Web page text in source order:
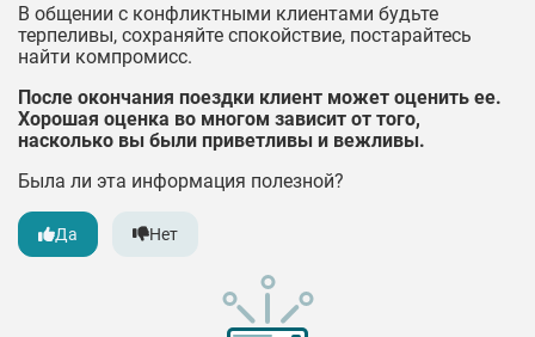
В общении с конфликтными клиентами будьте
терпеливы, сохраняйте спокойствие, постарайтесь
найти компромисс.
После окончания поездки клиент может оценить ее.
Хорошая оценка во многом зависит от того,
насколько вы были приветливы и вежливы.
Была ли эта информация полезной?
Да Нет